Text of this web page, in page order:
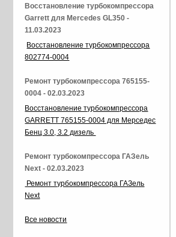
Восстановление турбокомпрессора
Garrett для Mercedes GL350 -
11.03.2023
Восстановление турбокомпрессора
802774-0004
Ремонт турбокомпрессора 765155-
0004 - 02.03.2023
Восстановление турбокомпрессора
GARRETT 765155-0004 для Мерседес
Бенц 3.0, 3.2 дизель
Ремонт турбокомпрессора ГАЗель
Next - 02.03.2023
Ремонт турбокомпрессора ГАЗель
Next
Все новости